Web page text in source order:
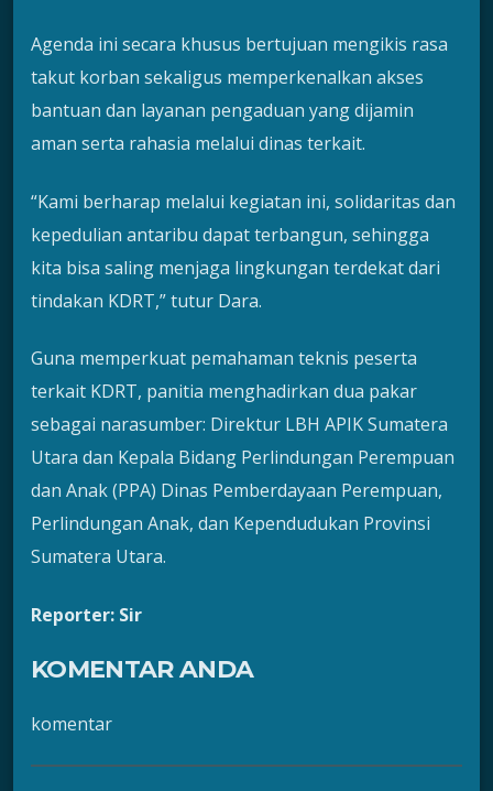
Agenda ini secara khusus bertujuan mengikis rasa
takut korban sekaligus memperkenalkan akses
bantuan dan layanan pengaduan yang dijamin
aman serta rahasia melalui dinas terkait.
“Kami berharap melalui kegiatan ini, solidaritas dan
kepedulian antaribu dapat terbangun, sehingga
kita bisa saling menjaga lingkungan terdekat dari
tindakan KDRT,” tutur Dara.
Guna memperkuat pemahaman teknis peserta
terkait KDRT, panitia menghadirkan dua pakar
sebagai narasumber: Direktur LBH APIK Sumatera
Utara dan Kepala Bidang Perlindungan Perempuan
dan Anak (PPA) Dinas Pemberdayaan Perempuan,
Perlindungan Anak, dan Kependudukan Provinsi
Sumatera Utara.
Reporter: Sir
KOMENTAR ANDA
komentar